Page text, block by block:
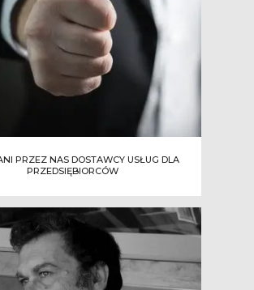
PRZEZ NAS DOSTAWCY USŁUG DLA
PRZEDSIĘBIORCÓW